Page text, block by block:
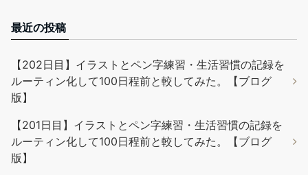
最近の投稿
【202日目】イラストとペン字練習・生活習慣の記録を
ルーティン化して100日程前と較してみた。【ブログ
版】
【201日目】イラストとペン字練習・生活習慣の記録を
ルーティン化して100日程前と較してみた。【ブログ
版】